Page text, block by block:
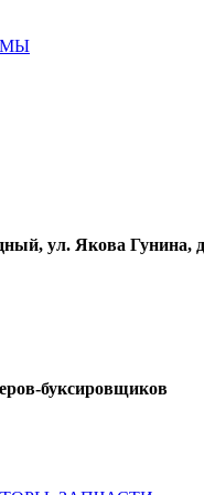
ул. Якова Гунина,
буксировщиков